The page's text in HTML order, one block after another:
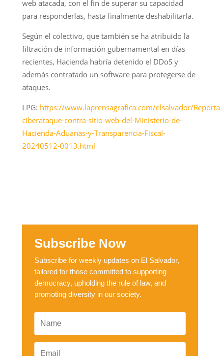
web atacada, con el fin de superar su capacidad
para responderlas, hasta finalmente deshabilitarla.
Según el colectivo, que también se ha atribuido la
filtración de información gubernamental en días
recientes, Hacienda habría detenido el DDoS y
además contratado un software para protegerse de
ataques.
LPG: https://www.laprensagrafica.com/elsalvador/
ciberataque-contra-sitio-web-del-Ministerio-de-
Hacienda-Aduanas-y-Transparencia-Fiscal-
20240512-0013.html
Subscribe Now
Subscribe for weekly updates on El Salvador,
tailored for those committed to supporting
democracy, upholding the rule of law, and
promoting diversity in our society.